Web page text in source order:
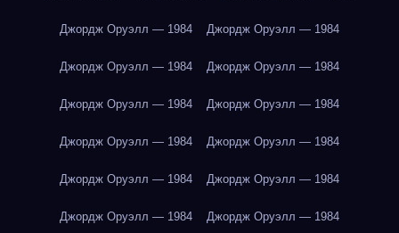
Джордж Оруэлл — 1984 Джордж Оруэлл — 1984
Джордж Оруэлл — 1984 Джордж Оруэлл — 1984
Джордж Оруэлл — 1984 Джордж Оруэлл — 1984
Джордж Оруэлл — 1984 Джордж Оруэлл — 1984
Джордж Оруэлл — 1984 Джордж Оруэлл — 1984
Джордж Оруэлл — 1984 Джордж Оруэлл — 1984